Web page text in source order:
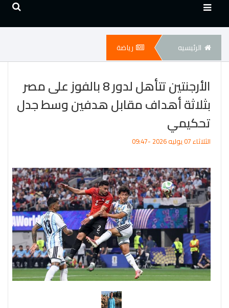
الرئيسيه رياضة
الأرجنتين تتأهل لدور 8 بالفوز على مصر
بثلاثة أهداف مقابل هدفين وسط جدل
تحكيمي
الثلاثاء 07 يوليه 2026 -09:47